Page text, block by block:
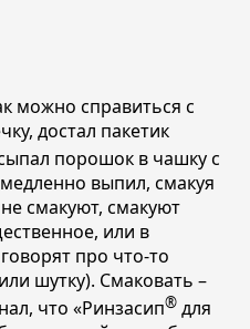
можно справиться с
достал пакетик
порошок в чашку с
выпил, смакуя
смакуют, смакуют
или в
про что-то
шутку). Смаковать –
что «Ринзасип® для